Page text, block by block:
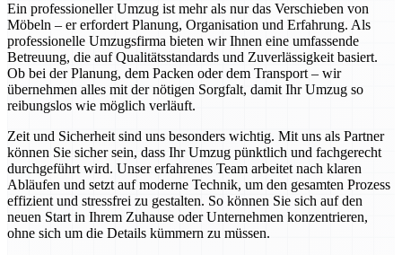
Ein professioneller Umzug ist mehr als nur das Verschieben von
Möbeln – er erfordert Planung, Organisation und Erfahrung. Als
professionelle Umzugsfirma bieten wir Ihnen eine umfassende
Betreuung, die auf Qualitätsstandards und Zuverlässigkeit basiert.
Ob bei der Planung, dem Packen oder dem Transport – wir
übernehmen alles mit der nötigen Sorgfalt, damit Ihr Umzug so
reibungslos wie möglich verläuft.
Zeit und Sicherheit sind uns besonders wichtig. Mit uns als Partner
können Sie sicher sein, dass Ihr Umzug pünktlich und fachgerecht
durchgeführt wird. Unser erfahrenes Team arbeitet nach klaren
Abläufen und setzt auf moderne Technik, um den gesamten Prozess
effizient und stressfrei zu gestalten. So können Sie sich auf den
neuen Start in Ihrem Zuhause oder Unternehmen konzentrieren,
ohne sich um die Details kümmern zu müssen.